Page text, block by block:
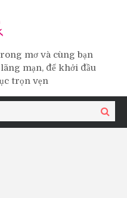
mơ và cùng bạn
mạn, để khởi đầu
trọn vẹn
Tìm
kiếm